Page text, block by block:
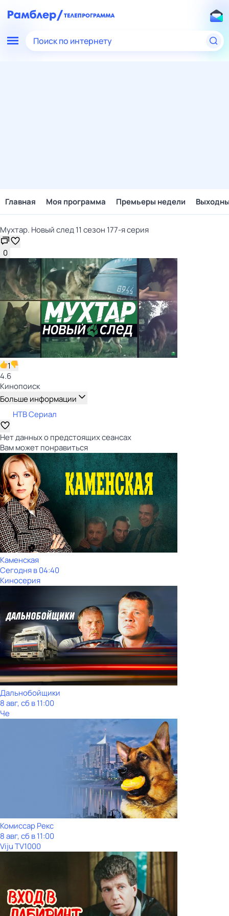
Поиск по интернету
Главная Моя программа Премьеры недели
Мухтар. Новый след 11 сезон 177-я серия
0
1
4.6
Кинопоиск
Больше информации
НТВ Сериал
Нет данных о предстоящих сеансах
Вам может понравиться
Каменская
Сегодня в 04:40
Киносерия
Дальнобойщики
8 авг, сб в 11:00
Че
Комиссар Рекс
8 авг, сб в 11:00
Viju TV1000